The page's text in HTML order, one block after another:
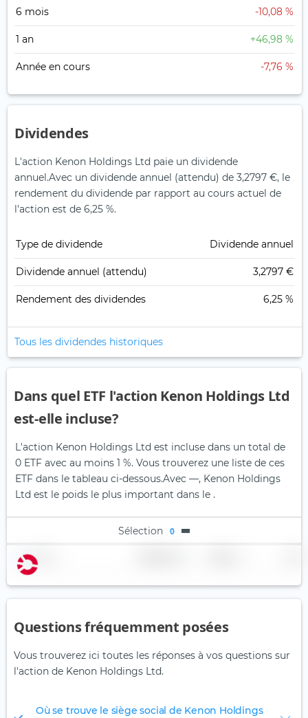
6 mois -10,08 %
1 an +46,98 %
Année en cours -7,76 %
Dividendes
L'action Kenon Holdings Ltd paie un dividende
annuel.Avec un dividende annuel (attendu) de 3,2797 €, le
rendement du dividende par rapport au cours actuel de
l'action est de 6,25 %.
Type de dividende Dividende annuel
Dividende annuel (attendu) 3,2797 €
Rendement des dividendes 6,25 %
Tous les dividendes historiques
Dans quel ETF l'action Kenon Holdings Ltd
est-elle incluse?
L'action Kenon Holdings Ltd est incluse dans un total de
0 ETF avec au moins 1 %. Vous trouverez une liste de ces
ETF dans le tableau ci-dessous.Avec —, Kenon Holdings
Ltd est le poids le plus important dans le .
Sélection 0
Nom
Questions fréquemment posées
Vous trouverez ici toutes les réponses à vos questions sur
l'action de Kenon Holdings Ltd.
Où se trouve le siège social de Kenon Holdings